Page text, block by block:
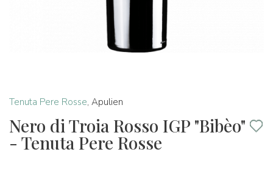
Tenuta Pere Rosse, Apulien
Nero di Troia Rosso IGP "Bibèo"
- Tenuta Pere Rosse